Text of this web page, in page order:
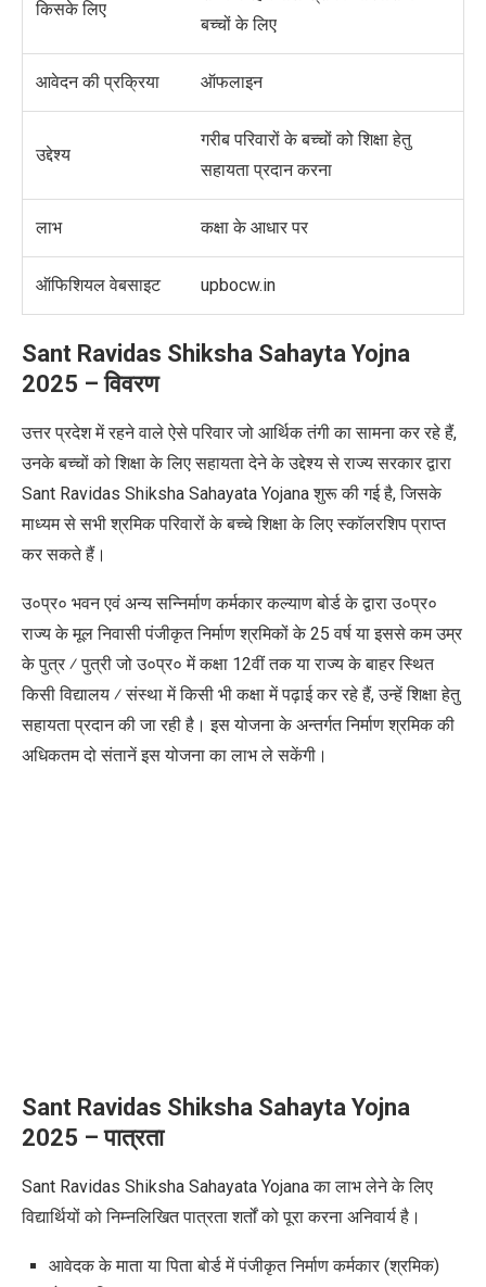
किसके लिए
बच्चों के लिए
आवेदन की प्रक्रिया ऑफलाइन
उद्देश्य
गरीब परिवारों के बच्चों को शिक्षा हेतु
सहायता प्रदान करना
लाभ कक्षा के आधार पर
ऑफिशियल वेबसाइट upbocw.in
Sant Ravidas Shiksha Sahayta Yojna
2025 – विवरण
उत्तर प्रदेश में रहने वाले ऐसे परिवार जो आर्थिक तंगी का सामना कर रहे हैं,
उनके बच्चों को शिक्षा के लिए सहायता देने के उद्देश्य से राज्य सरकार द्वारा
Sant Ravidas Shiksha Sahayata Yojana शुरू की गई है, जिसके
माध्यम से सभी श्रमिक परिवारों के बच्चे शिक्षा के लिए स्कॉलरशिप प्राप्त
कर सकते हैं।
उ०प्र० भवन एवं अन्य सन्निर्माण कर्मकार कल्याण बोर्ड के द्वारा उ०प्र०
राज्य के मूल निवासी पंजीकृत निर्माण श्रमिकों के 25 वर्ष या इससे कम उम्र
के पुत्र ⁄ पुत्री जो उ०प्र० में कक्षा 12वीं तक या राज्य के बाहर स्थित
किसी विद्यालय ⁄ संस्था में किसी भी कक्षा में पढ़ाई कर रहे हैं, उन्हें शिक्षा हेतु
सहायता प्रदान की जा रही है। इस योजना के अन्तर्गत निर्माण श्रमिक की
अधिकतम दो संतानें इस योजना का लाभ ले सकेंगी।
Sant Ravidas Shiksha Sahayta Yojna
2025 –पात्रता
Sant Ravidas Shiksha Sahayata Yojana का लाभ लेने के लिए
विद्यार्थियों को निम्नलिखित पात्रता शर्तों को पूरा करना अनिवार्य है।
आवेदक के माता या पिता बोर्ड में पंजीकृत निर्माण कर्मकार (श्रमिक)